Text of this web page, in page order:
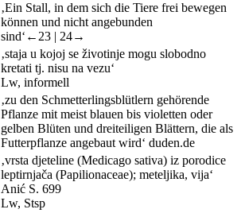
‚Ein Stall, in dem sich die Tiere frei bewegen
können und nicht angebunden
sind‘ ←23 | 24→
‚staja u kojoj se životinje mogu slobodno
kretati tj. nisu na vezu‘
Lw, informell
‚zu den Schmetterlingsblütlern gehörende
Pflanze mit meist blauen bis violetten oder
gelben Blüten und dreiteiligen Blättern, die als
Futterpflanze angebaut wird‘ duden.de
‚vrsta djeteline (Medicago sativa) iz porodice
leptirnjača (Papilionaceae); meteljika, vija‘
Anić S. 699
Lw, Stsp